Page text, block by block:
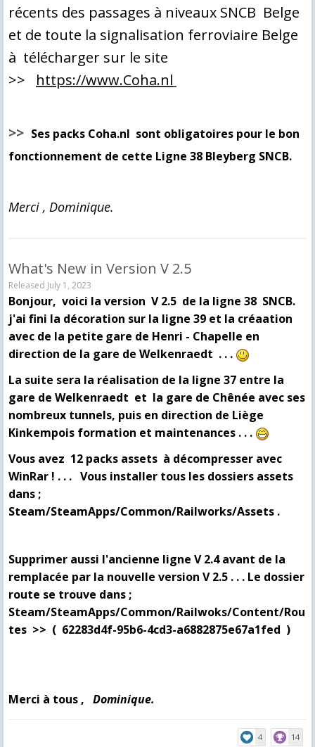
récents des passages à niveaux SNCB Belge
et de toute la signalisation ferroviaire Belge
à télécharger sur le site
>> https://www.Coha.nl
>> Ses packs Coha.nl sont obligatoires pour le bon
fonctionnement de cette Ligne 38 Bleyberg SNCB.
Merci , Dominique.
What's New in Version V 2.5
Released July 1, 2023
Bonjour, voici la version V 2.5 de la ligne 38 SNCB.
j'ai fini la décoration sur la ligne 39 et la créaation
avec de la petite gare de Henri - Chapelle en
direction de la gare de Welkenraedt . . .
La suite sera la réalisation de la ligne 37 entre la
gare de Welkenraedt et la gare de Chênée avec ses
nombreux tunnels, puis en direction de Liège
Kinkempois formation et maintenances . . .
Vous avez 12 packs assets à décompresser avec
WinRar ! . . . Vous installer tous les dossiers assets
dans ;
Steam/SteamApps/Common/Railworks/Assets .
Supprimer aussi l'ancienne ligne V 2.4 avant de la
remplacée par la nouvelle version V 2.5 . . . Le dossier
route se trouve dans ;
Steam/SteamApps/Common/Railwoks/Content/Rou
tes >> ( 62283d4f-95b6-4cd3-a6882875e67a1fed )
Merci à tous , Dominique.
4 14